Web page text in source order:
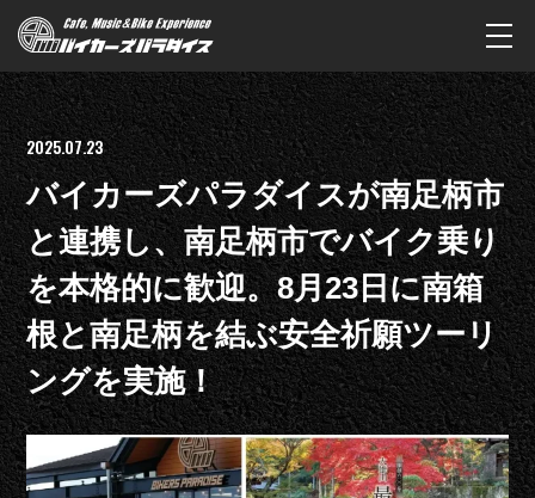
2025.07.23
バイカーズパラダイスが南足柄市
と連携し、南足柄市でバイク乗り
を本格的に歓迎。8月23日に南箱
根と南足柄を結ぶ安全祈願ツーリ
ングを実施！